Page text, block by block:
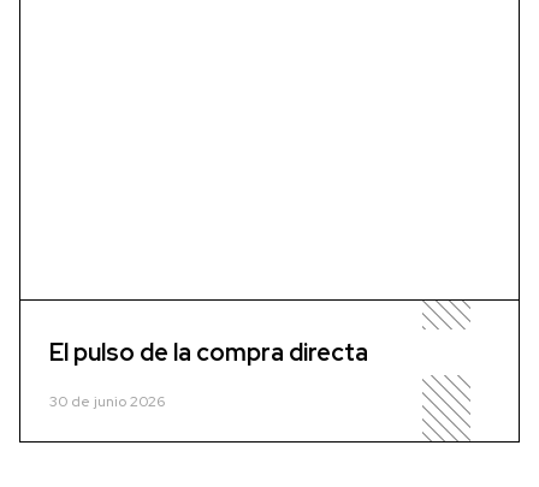
El pulso de la compra directa
30 de junio 2026